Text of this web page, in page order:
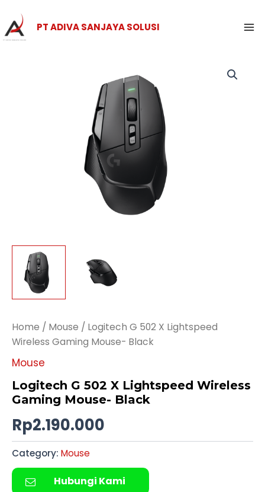
to
content
PT ADIVA SANJAYA SOLUSI
Home / Mouse / Logitech G 502 X Lightspeed
Wireless Gaming Mouse- Black
Mouse
Logitech G 502 X Lightspeed Wireless
Gaming Mouse- Black
Rp2.190.000
Category: Mouse
Hubungi Kami